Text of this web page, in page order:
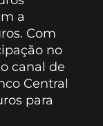
a
Com
no
canal de
Central
para